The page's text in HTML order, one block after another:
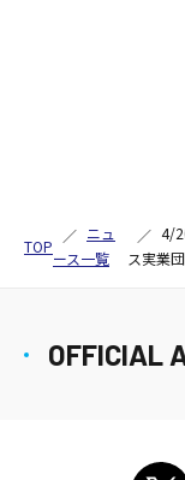
TOP
ニュ
ース一覧
4/
ス実業
OFFICIAL